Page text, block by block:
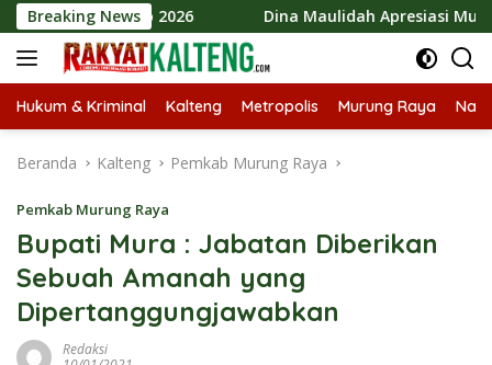
Langsung
ke
konten
Breaking News
Expo 2026 Dina Maulidah Apresiasi Mura Expo,
Hukum & Kriminal Kalteng Metropolis Murung Raya
Beranda Kalteng Pemkab Murung Raya
Pemkab Murung Raya
Bupati Mura : Jabatan Diberikan
Sebuah Amanah yang
Dipertanggungjawabkan
Redaksi